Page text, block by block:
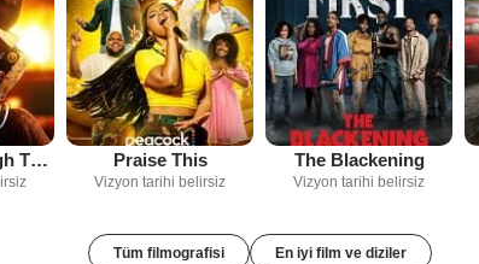
Dashing Through The Snow Praise This
Vizyon tarihi belirsiz
The Blackening
Vizyon tarihi belirsiz
Tüm filmografisi En iyi film ve diziler